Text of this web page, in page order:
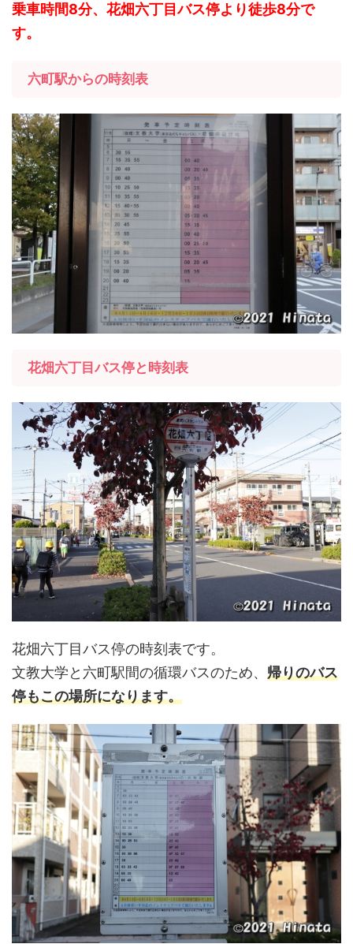
乗車時間8分、花畑六丁目バス停より徒歩8分で
す。
六町駅からの時刻表
花畑六丁目バス停と時刻表
花畑六丁目バス停の時刻表です。
文教大学と六町駅間の循環バスのため、 帰りのバス
停もこの場所になります。